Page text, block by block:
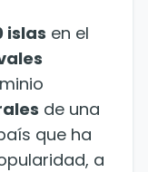
islas en el
de una
que ha
a